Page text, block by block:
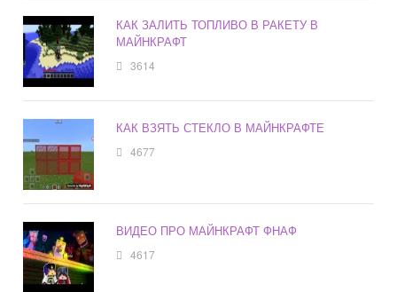
КАК ЗАЛИТЬ ТОПЛИВО В РАКЕТУ В
МАЙНКРАФТ
3614
КАК ВЗЯТЬ СТЕКЛО В МАЙНКРАФТЕ
4677
ВИДЕО ПРО МАЙНКРАФТ ФНАФ
4617